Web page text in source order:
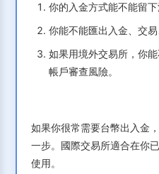
你的入金方式能不能留下
你能不能匯出入金、交易
如果用境外交易所，你
帳戶審查風險。
如果你很常需要台幣出入金
一步。國際交易所適合在你
使用。